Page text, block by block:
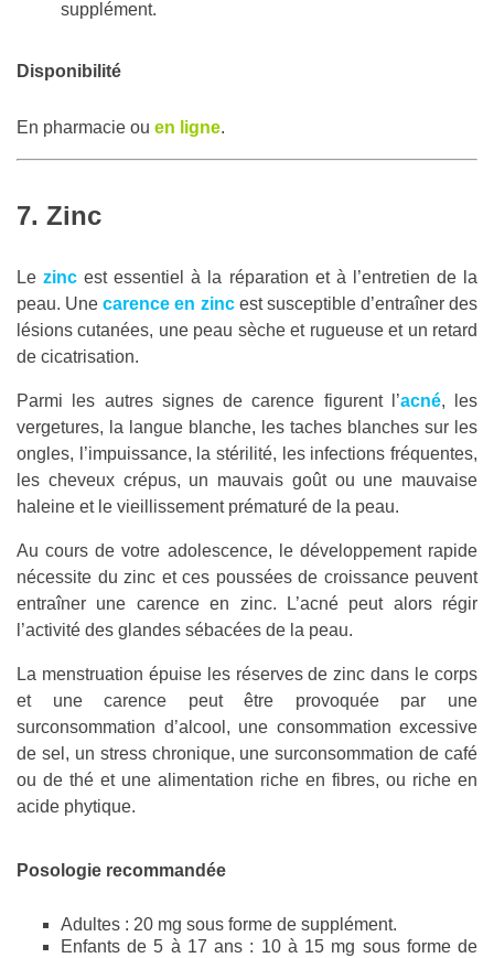
supplément.
Disponibilité
En pharmacie ou en ligne.
7. Zinc
Lezinc est essentiel à la réparation et à l’entretien de la
peau. Unecarence en zincest susceptible d’entraîner des
lésions cutanées, une peau sèche et rugueuse et un retard
de cicatrisation.
Parmi les autres signes de carence figurent l’acné, les
vergetures, la langue blanche, les taches blanches sur les
ongles, l’impuissance, la stérilité, les infections fréquentes,
les cheveux crépus, un mauvais goût ou une mauvaise
haleine et le vieillissement prématuré de la peau.
Au cours de votre adolescence, le développement rapide
nécessite du zinc et ces poussées de croissance peuvent
entraîner une carence en zinc. L’acné peut alors régir
l’activité des glandes sébacées de la peau.
La menstruation épuise les réserves de zinc dans le corps
et une carence peut être provoquée par une
surconsommation d’alcool, une consommation excessive
de sel, un stress chronique, une surconsommation de café
ou de thé et une alimentation riche en fibres, ou riche en
acide phytique.
Posologie recommandée
Adultes : 20 mg sous forme de supplément.
Enfants de 5 à 17 ans : 10 à 15 mg sous forme de